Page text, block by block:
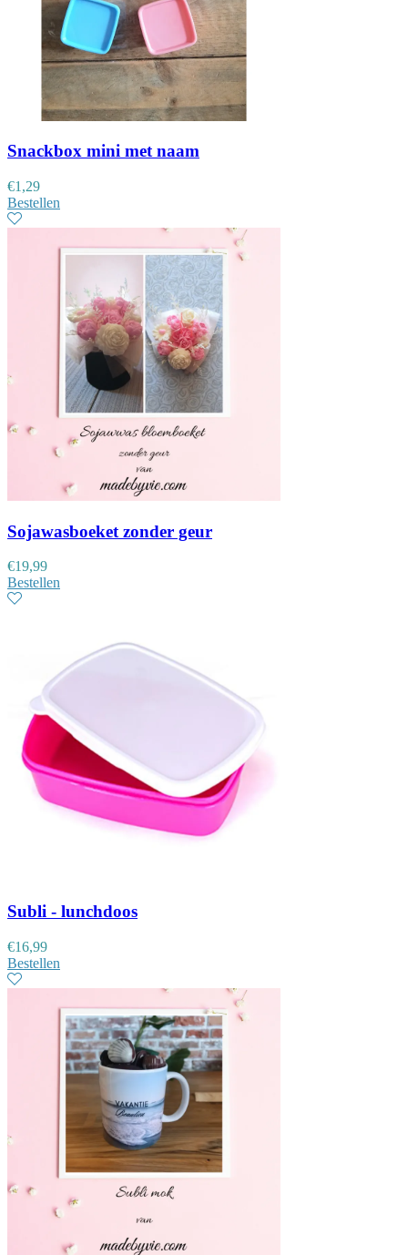
Snackbox mini met naam
€1,29
Bestellen
Sojawasboeket zonder geur
€19,99
Bestellen
Subli - lunchdoos
€16,99
Bestellen